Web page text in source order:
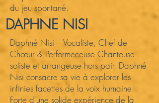
du jeu spontané.
DAPHNE NISI
Daphné Nisi – Vocaliste, Chef de
Chœur & Performeceuse Chanteuse
soliste et arrangeuse hors pair, Daphné
Nisi consacre sa vie à explorer les
infinies facettes de la voix humaine.
Forte d'une solide expérience de la